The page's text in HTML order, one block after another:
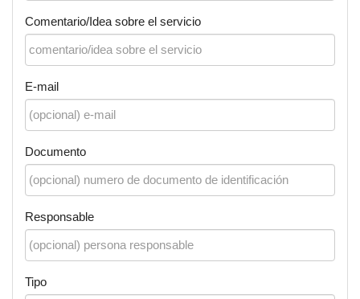
Comentario/Idea sobre el servicio
E-mail
Documento
Responsable
Tipo